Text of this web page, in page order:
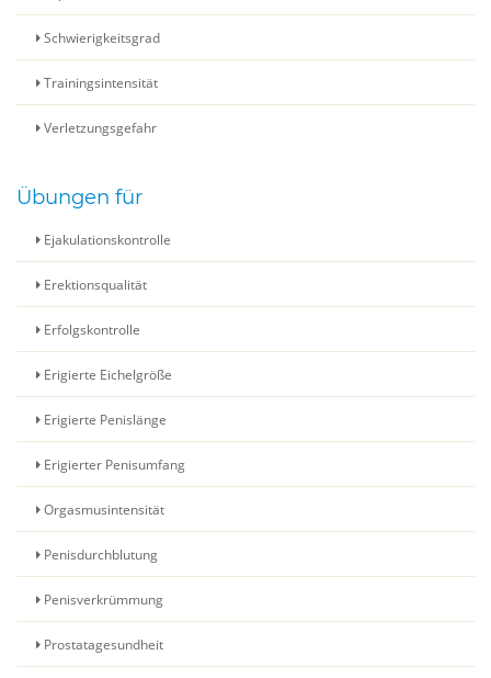
Schwierigkeitsgrad
Trainingsintensität
Verletzungsgefahr
Übungen für
Ejakulationskontrolle
Erektionsqualität
Erfolgskontrolle
Erigierte Eichelgröße
Erigierte Penislänge
Erigierter Penisumfang
Orgasmusintensität
Penisdurchblutung
Penisverkrümmung
Prostatagesundheit